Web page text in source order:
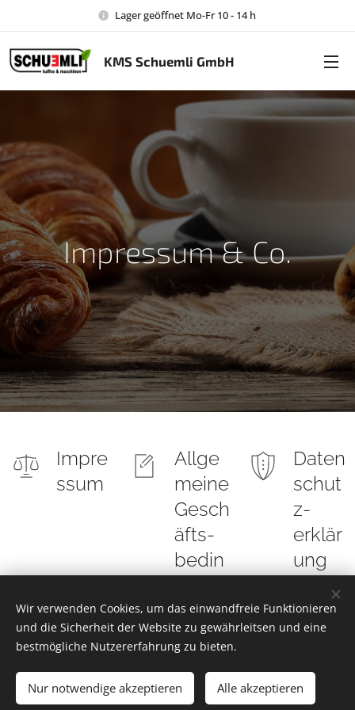
Lager geöffnet Mo-Fr 10 - 14 h
KMS Schuemli GmbH
Impressum & Co.
Impre
ssum
Allge
meine
Gesch
äfts-
bedin
en
Daten
schut
z-
erklär
ung
KMS Schuemli GmbH - Haid-und-Neu-Str. 6a - 76131 Karlsruhe -
Wir verwenden Cookies, um das einwandfreie Funktionieren
und die Sicherheit der Website zu gewährleitsen und eine
bestmögliche Nutzererfahrung zu bieten.
Nur notwendige akzeptieren Alle akzeptieren